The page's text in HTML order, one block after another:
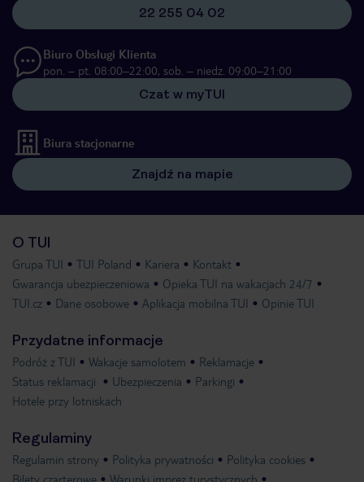
22 255 04 02
Biuro Obsługi Klienta
pon. – pt. 08:00–22:00, sob. – niedz. 09:00–21:00
Czat w myTUI
Biura stacjonarne
Znajdź na mapie
O TUI
Grupa TUI TUI Poland Kariera
Kontakt
Gwarancja ubezpieczeniowa
Opieka TUI na wakacjach 24/7
TUI.cz
Dane osobowe Aplikacja mobilna TUI Opinie TUI
Przydatne informacje
Podróż z TUI Wakacje samolotem
Reklamacje
Status reklamacji
Ubezpieczenia
Parkingi
Hotele przy lotniskach
Regulaminy
Regulamin strony Polityka prywatności
Polityka cookies
Bilety czarterowe
Warunki imprez turystycznych